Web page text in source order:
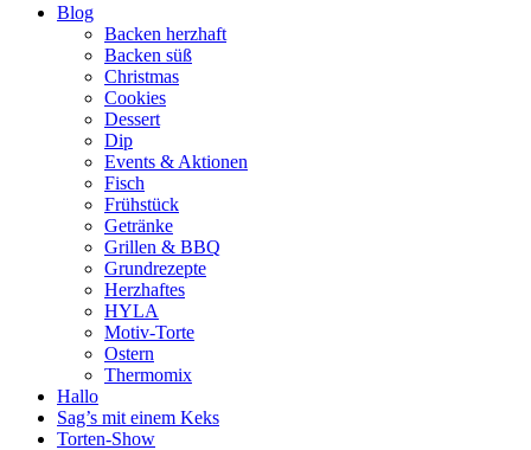
Blog
Backen herzhaft
Backen süß
Christmas
Cookies
Dessert
Dip
Events & Aktionen
Fisch
Frühstück
Getränke
Grillen & BBQ
Grundrezepte
Herzhaftes
HYLA
Motiv-Torte
Ostern
Thermomix
Hallo
Sag’s mit einem Keks
Torten-Show